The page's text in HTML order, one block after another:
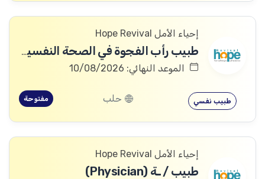
إحياء الأمل Hope Revival
طبيب رأب الفجوة في الصحة النفسية (mhGAP Doctor)
الموعد النهائي: 10/08/2026
طبيب نفسي حلب مفتوحة
إحياء الأمل Hope Revival
طبيب / ـة (Physician)